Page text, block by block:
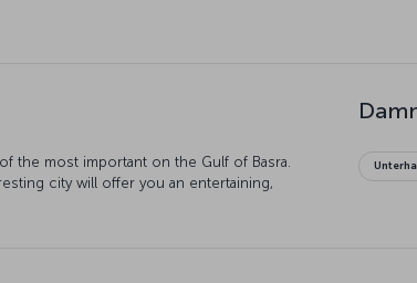
the most important on the Gulf of Basra.
city will offer you an entertaining,